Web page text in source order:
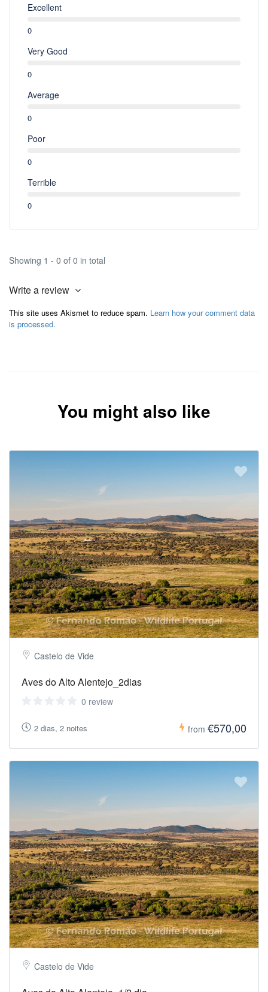
Excellent
0
Very Good
0
Average
0
Poor
0
Terrible
0
Showing 1 - 0 of 0 in total
Write a review
This site uses Akismet to reduce spam. Learn how your comment data
is processed.
You might also like
Castelo de Vide
Aves do Alto Alentejo_2dias
0 review
2 dias, 2 noites from €570,00
Castelo de Vide